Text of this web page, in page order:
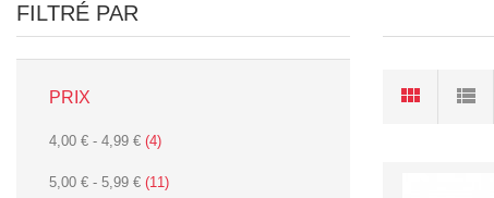
FILTRÉ PAR
PRIX
4,00 € - 4,99 € (4)
5,00 € - 5,99 € (11)